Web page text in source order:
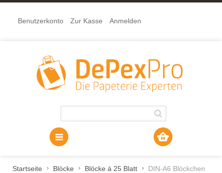
Benutzerkonto Zur Kasse Anmelden
Startseite Blöcke Blöcke á 25 Blatt
DIN-A6 Blöckchen